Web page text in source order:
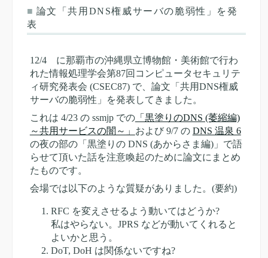
■ 論文「共用DNS権威サーバの脆弱性」を発
表
12/4 に那覇市の沖縄県立博物館・美術館で行わ
れた情報処理学会第87回コンピュータセキュリテ
ィ研究発表会 (CSEC87) で、論文「共用DNS権威
サーバの脆弱性」を発表してきました。
これは 4/23 の ssmjp での「黒塗りのDNS (萎縮編)
～共用サービスの闇～」 および 9/7 の DNS 温泉 6
の夜の部の「黒塗りの DNS (あからさま編)」で語
らせて頂いた話を注意喚起のために論文にまとめ
たものです。
会場では以下のような質疑がありました。(要約)
RFC を変えさせるよう動いてはどうか?
私はやらない。JPRS などが動いてくれると
よいかと思う。
DoT, DoH は関係ないですね?